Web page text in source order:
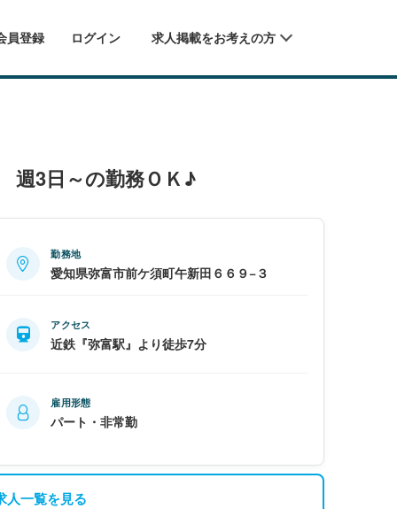
員登録 ログイン 求人掲載をお考えの方
3日～の勤務ＯＫ♪
勤務地
愛知県弥富市前ケ須町午新田６６９−３
アクセス
近鉄『弥富駅』より徒歩7分
雇用形態
パート・非常勤
人一覧を見る